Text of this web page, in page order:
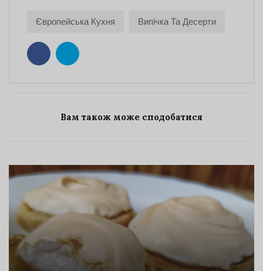
Європейська Кухня Випічка Та Десерти
Вам також може сподобатися